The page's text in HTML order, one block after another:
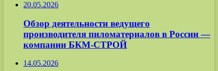
20.05.2026
Обзор деятельности ведущего
производителя пиломатериалов в России —
компании БКМ-СТРОЙ
14.05.2026